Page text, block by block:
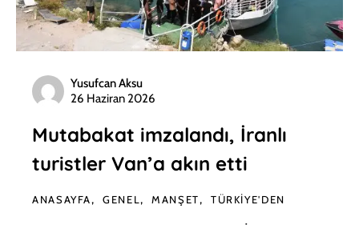
Yusufcan Aksu
26 Haziran 2026
Mutabakat imzalandı, İranlı
turistler Van’a akın etti
ANASAYFA GENEL MANŞET TÜRKIYE'DEN